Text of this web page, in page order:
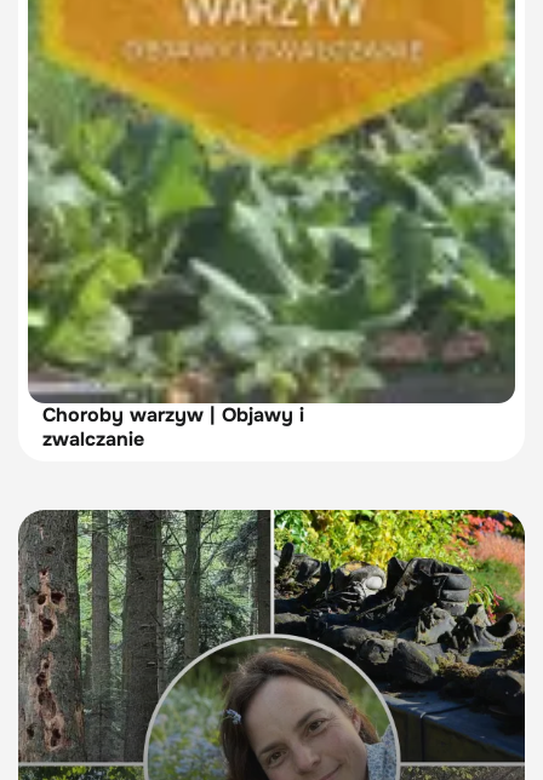
Choroby warzyw | Objawy i
zwalczanie